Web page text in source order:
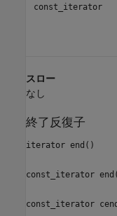
const_iterator
スロー
なし
終了反復子
iterator end()
const_iterator
const_iterator